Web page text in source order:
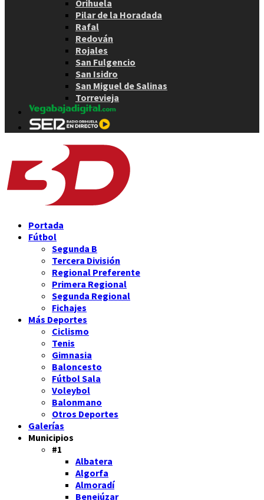
Orihuela
Pilar de la Horadada
Rafal
Redován
Rojales
San Fulgencio
San Isidro
San Miguel de Salinas
Torrevieja
Portada
Fútbol
Segunda B
Tercera División
Regional Preferente
Primera Regional
Segunda Regional
Fichajes
Más Deportes
Ciclismo
Tenis
Gimnasia
Baloncesto
Fútbol Sala
Voleybol
Balonmano
Otros Deportes
Galerías
Municipios
#1
Albatera
Algorfa
Almoradí
Benejúzar